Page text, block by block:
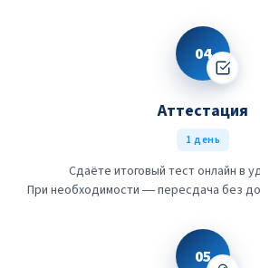
04
Аттестация
1 день
Сдаёте итоговый тест онлайн в
При необходимости — пересдача без
05